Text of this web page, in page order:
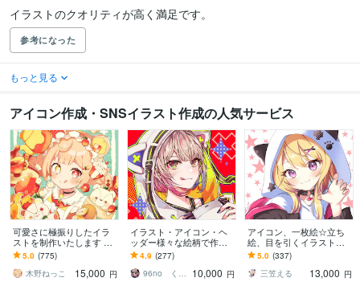
参考になった
もっと見る
アイコン作成・SNSイラスト作成の人気サービス
可愛さに極振りしたイラ
ストを制作いたします ★
商用利用＆二次利用込
み！ミニキャラは小物２
点まで無料！★
5.0 (775)
木野ねっこ
15,000 円
イラスト・アイコン・ヘ
ッダー様々な絵柄で作成
します 商用可！似顔絵・
ブログ・インスタ・動画
配信サムネ等用途様々！
4.9 (277)
96no くろの
10,000 円
アイコン、一枚絵☆立ち
絵、目を引くイラスト描
きます イリアム、サム
ネ、live2D、YouTube、歌
ってみたも
5.0 (337)
三笠える
13,000 円